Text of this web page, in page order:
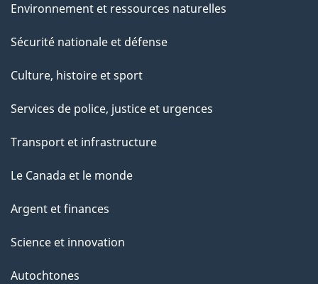
Environnement et ressources naturelles
Sécurité nationale et défense
Culture, histoire et sport
Services de police, justice et urgences
Transport et infrastructure
Le Canada et le monde
Argent et finances
Science et innovation
Autochtones